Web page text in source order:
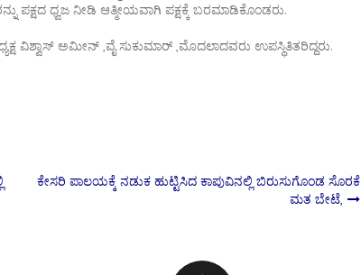
ಧ್ವಜ ನೀಡಿ ಆತ್ಮೀಯವಾಗಿ ಪಕ್ಷಕ್ಕೆ ಬರಮಾಡಿಕೊಂಡರು.
ವಿಶ್ವಾಸ್ ಅಮೀನ್ ,ವೈ ಸುಕುಮಾರ್ ,ಮೊದಲಾದವರು ಉಪಸ್ಥಿತಿತರಿದ್ದರು.
ಕೇಸರಿ ಪಾಲಯಕ್ಕೆ ನಡುಕ ಹುಟ್ಟಿಸಿದ ಕಾಪುವಿನಲ್ಲಿ ಬಿರುಸುಗೊಂಡ ಸೊರಕೆ
ಮತ ಬೇಟೆ,